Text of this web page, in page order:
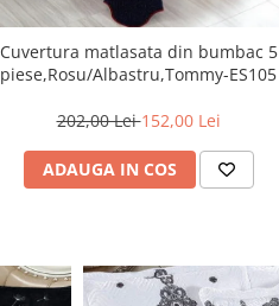
Cuvertura matlasata din bumbac 5
piese,Rosu/Albastru,Tommy-ES105
202,00 Lei152,00 Lei
ADAUGA IN COS